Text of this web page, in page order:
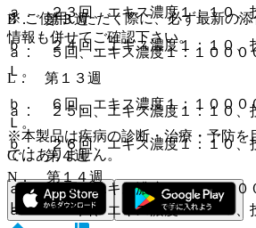
ａ． ２３回、エキス濃度１：１０、
ｂ． ２４回、エキス濃度１：１０、
L． 第１３週
ａ． ２５回、エキス濃度１：１０、
ｂ． ２６回、エキス濃度１：１０、
N． 第１４週
ａ． ２７回、エキス濃度１：１０、
B． 第３週
ａ． ５回、エキス濃度１：１０００
Ｌ。
ｂ． ６回、エキス濃度１：１０００
Ｌ。
C． 第４週
ａ． ７回、エキス濃度１：１０００
Ｌ。
※ ご使用いただく際に、必ず最新の
情報も併せてご確認下さい。
※本製品は疾病の診断・治療・予防を
ではありません。